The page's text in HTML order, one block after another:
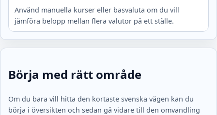
Använd manuella kurser eller basvaluta om du vill
jämföra belopp mellan flera valutor på ett ställe.
Börja med rätt område
Om du bara vill hitta den kortaste svenska vägen kan du
börja i översikten och sedan gå vidare till den omvandling